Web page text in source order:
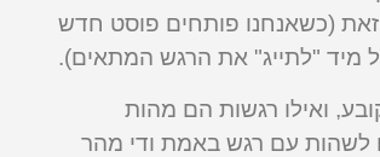
זאת (כשאנחנו פותחים פוסט חדש
מיד "לתייג" את הרגש המתאים).
ואילו רגשות הם מהות
לשהות עם רגש באמת ודי מהר